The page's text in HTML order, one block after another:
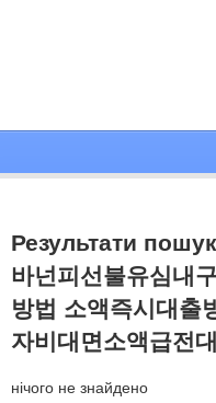
Результати
바넌피선불유심내
방법 소액즉시대출
자비대면소액급전
нічого не знайдено